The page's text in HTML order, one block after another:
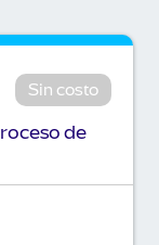
Sin costo
de